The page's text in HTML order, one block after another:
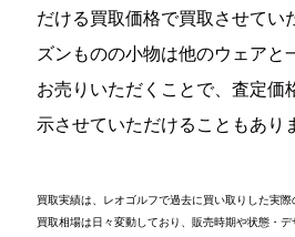
だける買取価格で買取させてい
ズンものの小物は他のウェアと
お売りいただくことで、査定価
示させていただけることもあり
買取実績は、レオゴルフで過去に買い取りした実際
買取相場は日々変動しており、販売時期や状態・